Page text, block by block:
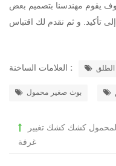
يقوم مهندسنا بتصميم بعض
العلامات الساخنة :
بوث صغير محمول
كشك كشك تغيير
غرفة